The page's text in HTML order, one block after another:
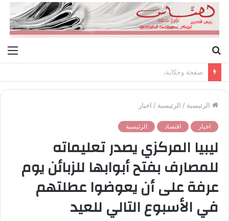
عن
صفحة وحكاية،
الرئيسية / الرئيسية / اخبار
اخبار اقتصاد الرئيسية
ليبيا المركزي يصدر تعليماته
للمصارف بفتح أبوابها للزبائن يوم
عرفة على أن يعوضوا عطلتهم
في الأسبوع التالي للعيد